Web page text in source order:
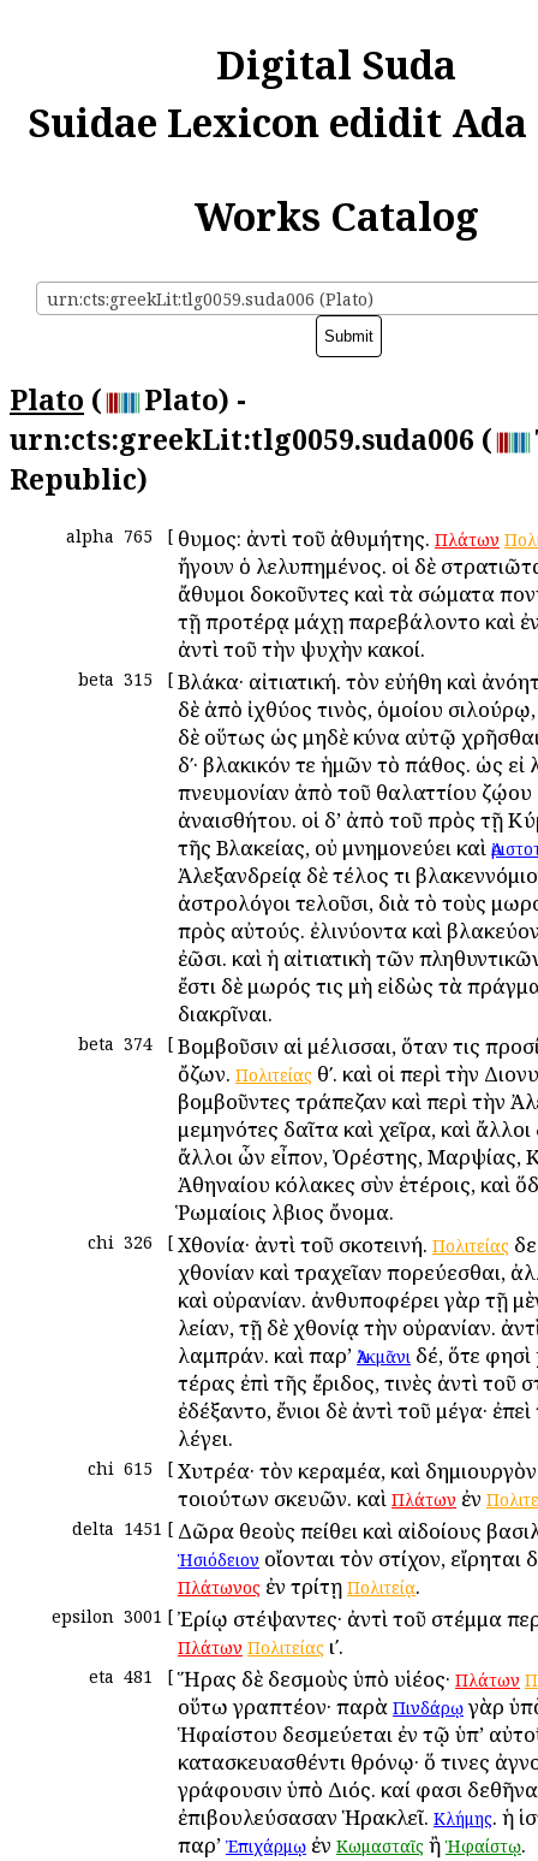
Digital Suda
Suidae Lexicon edidit
Works Catalog
urn:cts:greekLit:tlg0059.suda006 (Plato)
Plato (
Plato) -
urn:cts:greekLit:tlg0059.suda006 (
Republic)
alpha 765 [ Ἄθυμος: ἀντὶ τοῦ ἀθυμήτης. Πλάτων
ἤγουν ὁ λελυπημένος. οἱ δὲ
ἄθυμοι δοκοῦντες καὶ τὰ σώματα
τῇ προτέρᾳ μάχῃ παρεβάλοντο καὶ
ἀντὶ τοῦ τὴν ψυχὴν κακοί.
beta 315 [ Βλάκα· αἰτιατική. τὸν εὐήθη καὶ
δὲ ἀπὸ ἰχθύος τινὸς, ὁμοίου
δὲ οὕτως ὡς μηδὲ κύνα αὐτῷ
δʹ· βλακικόν τε ἡμῶν τὸ πάθος. ὡς εἰ
πνευμονίαν ἀπὸ τοῦ θαλαττίου ζῴου
ἀναισθήτου. οἱ δ’ ἀπὸ τοῦ πρὸς τῇ
τῆς Βλακείας, οὐ μνημονεύει καὶ
Ἀλεξανδρείᾳ δὲ τέλος τι
ἀστρολόγοι τελοῦσι, διὰ τὸ τοὺς
πρὸς αὐτούς. ἐλινύοντα καὶ
ἐῶσι. καὶ ἡ αἰτιατικὴ τῶν
ἔστι δὲ μωρός τις μὴ εἰδὼς τὰ
διακρῖναι.
beta 374 [ Βομβοῦσιν αἱ μέλισσαι, ὅταν τις
ὄζων. Πολιτείας θʹ. καὶ οἱ περὶ τὴν
βομβοῦντες τράπεζαν καὶ περὶ τὴν
μεμηνότες δαῖτα καὶ χεῖρα, καὶ ἄλλοι
ἄλλοι ὧν εἶπον, Ὀρέστης, Μαρψίας,
Ἀθηναίου κόλακες σὺν ἑτέροις, καὶ
Ῥωμαίοις Ἄλβιος ὄνομα.
chi 326 [ Χθονία· ἀντὶ τοῦ σκοτεινή. Πολιτείας
χθονίαν καὶ τραχεῖαν πορεύεσθαι,
καὶ οὐρανίαν. ἀνθυποφέρει γὰρ τῇ
λείαν, τῇ δὲ χθονίᾳ τὴν οὐρανίαν.
λαμπράν. καὶ παρ’ Ἀλκμᾶνι δέ, ὅτε φησὶ
τέρας ἐπὶ τῆς ἔριδος, τινὲς ἀντὶ τοῦ
ἐδέξαντο, ἔνιοι δὲ ἀντὶ τοῦ μέγα·
λέγει.
chi 615 [ Χυτρέα· τὸν κεραμέα, καὶ
τοιούτων σκευῶν. καὶ Πλάτων ἐν
delta 1451 [ Δῶρα θεοὺς πείθει καὶ αἰδοίους
Ἡσιόδειον οἴονται τὸν στίχον, εἴρηται
Πλάτωνος ἐν τρίτῃ Πολιτείᾳ.
epsilon 3001 [ Ἐρίῳ στέψαντες· ἀντὶ τοῦ στέμμα
Πλάτων Πολιτείας ιʹ.
eta 481 [ Ἥρας δὲ δεσμοὺς ὑπὸ υἱέος· Πλάτων
οὕτω γραπτέον· παρὰ Πινδάρῳγὰρ
Ἡφαίστου δεσμεύεται ἐν τῷ ὑπ’
κατασκευασθέντι θρόνῳ· ὅ τινες
γράφουσιν ὑπὸ Διός. καί φασι
ἐπιβουλεύσασαν Ἡρακλεῖ. Κλήμης. ἡ
παρ’ Ἐπιχάρμῳ ἐν Κωμασταῖς ἢ Ἡφαίστῳ.